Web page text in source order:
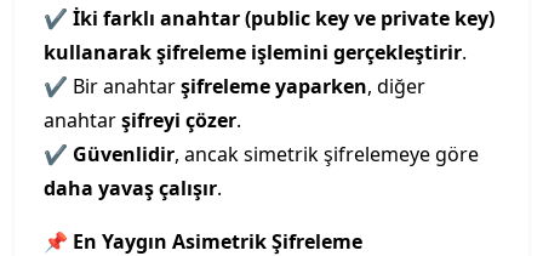
✔ İki farklı anahtar (public key ve private key)
kullanarak şifreleme işlemini gerçekleştirir.
✔ Bir anahtarşifreleme yaparken, diğer
anahtarşifreyi çözer.
✔ Güvenlidir, ancak simetrik şifrelemeye göre
daha yavaş çalışır.
📌 En Yaygın Asimetrik Şifreleme